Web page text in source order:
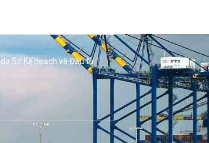
do Sở Kế hoạch và Đầu tư